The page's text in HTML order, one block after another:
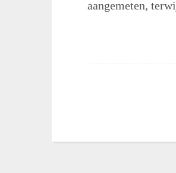
aangemeten,